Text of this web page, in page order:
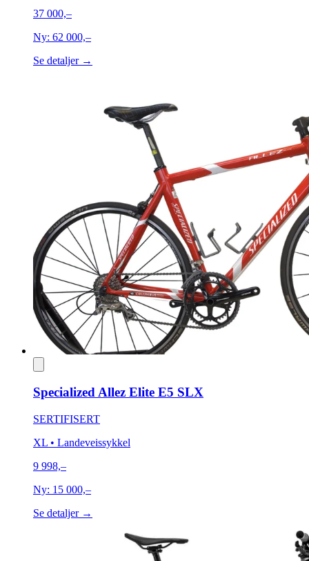
37 000,–
Ny: 62 000,–
Se detaljer →
Specialized Allez Elite E5 SLX
SERTIFISERT
XL • Landeveissykkel
9 998,–
Ny: 15 000,–
Se detaljer →